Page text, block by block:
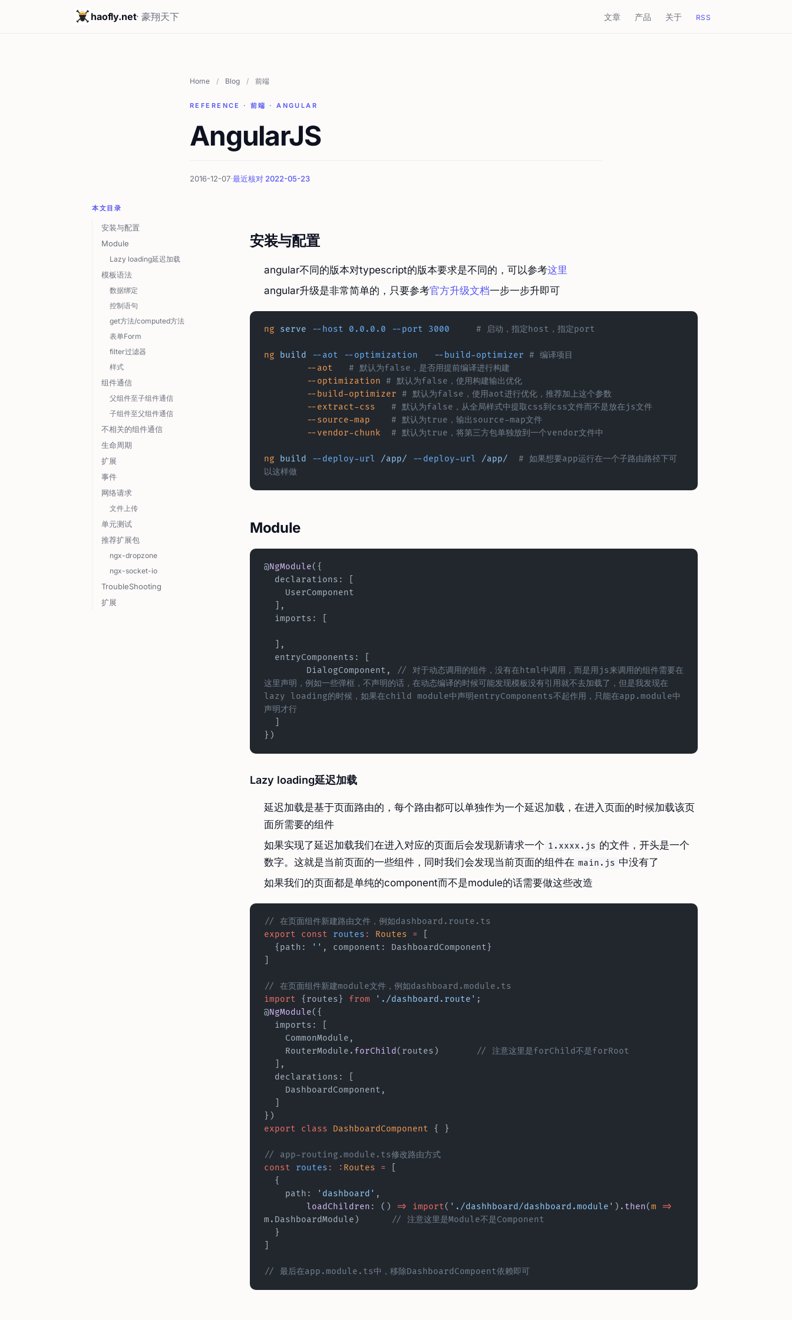
haofly.net· 豪翔天下 文章 产品 关于 RSS
Home / Blog / 前端
REFERENCE · 前端 · ANGULAR
AngularJS
2016-12-07·最近核对 2022-05-23
本文目录
安装与配置
Module
Lazy loading延迟加载
模板语法
数据绑定
控制语句
get方法/computed方法
表单Form
filter过滤器
样式
组件通信
父组件至子组件通信
子组件至父组件通信
不相关的组件通信
生命周期
扩展
事件
网络请求
文件上传
单元测试
推荐扩展包
ngx-dropzone
ngx-socket-io
TroubleShooting
扩展
安装与配置
angular不同的版本对typescript的版本要求是不同的，可以参考这里
angular升级是非常简单的，只要参考官方升级文档一步一步升即可
ng serve --host 0.0.0.0 --port 3000
	# 启动，指定host，指定port
ng build --aot --optimization
	--build-optimizer
# 编译项目
	--aot
	# 默认为false，是否用提前编译进行构建
	--optimization
# 默认为false，使用构建输出优化
	--build-optimizer
# 默认为false，使用aot进行优化，推荐加上这个参数
	--extract-css
	# 默认为false，从全局样式中提取css到css文件而不是放在js文件
	--source-map
	# 默认为true，输出source-map文件
	--vendor-chunk
	# 默认为true，将第三方包单独放到一个vendor文件中
ng build --deploy-url /app/ --deploy-url /app/
以这样做
Module
@NgModule({
  declarations: [
    UserComponent
  ],
  imports: [
  ],
  entryComponents: [
  	DialogComponent,
// 对于动态调用的组件，没有在html中调用，而是用js来调用的组件需要在
这里声明，例如一些弹框，不声明的话，在动态编译的时候可能发现模板没有引用就不去加载了，但是我发现在
lazy loading的时候，如果在child module中声明entryComponents不起作用，只能在app.module中
声明才行
})
Lazy loading延迟加载
延迟加载是基于页面路由的，每个路由都可以单独作为一个延迟加载，在进入页面的时候加载该页
面所需要的组件
如果实现了延迟加载我们在进入对应的页面后会发现新请求一个 1.xxxx.js 的文件，开头是一个
数字。这就是当前页面的一些组件，同时我们会发现当前页面的组件在 main.js 中没有了
如果我们的页面都是单纯的component而不是module的话需要做这些改造
// 在页面组件新建路由文件，例如dashboard.route.ts
export const routes : Routes =
  {path:
'' , component: DashboardComponent}
// 在页面组件新建module文件，例如dashboard.module.ts
import {routes} from './dashboard.route' ;
@NgModule({
  imports: [
    CommonModule,
    RouterModule.
forChild
// 注意这里是forChild不是forRoot
  ],
  declarations: [
    DashboardComponent,
})
export class DashboardComponent { }
// app-routing.module.ts修改路由方式
const routes : : Routes =
  {
    path:
'dashboard' ,
   	loadChildren
: () => import( './dashhboard/dashboard.module' ). then(m =>
// 注意这里是Module不是Component
  }
// 最后在app.module.ts中，移除DashboardCompoent依赖即可